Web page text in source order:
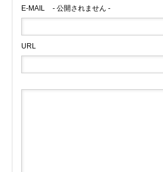
E-MAIL - 公開されません -
URL